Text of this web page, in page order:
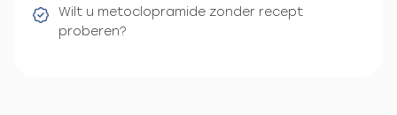
Wilt u metoclopramide zonder recept
proberen?